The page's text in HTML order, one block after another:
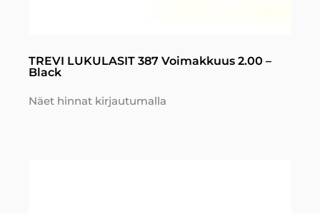
TREVI LUKULASIT 387 Voimakkuus 2.00 –
Black
Näet hinnat kirjautumalla